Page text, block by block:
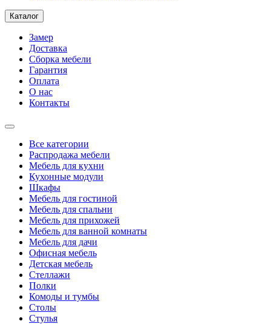
Каталог
Замер
Доставка
Сборка мебели
Гарантия
Оплата
О нас
Контакты
Все категории
Распродажа мебели
Мебель для кухни
Кухонные модули
Шкафы
Мебель для гостиной
Мебель для спальни
Мебель для прихожей
Мебель для ванной комнаты
Мебель для дачи
Офисная мебель
Детская мебель
Стеллажи
Полки
Комоды и тумбы
Столы
Стулья